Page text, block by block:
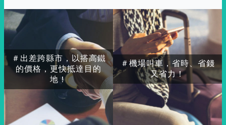
＃出差跨縣市，以搭高鐵
的價格，更快抵達目的
地！
＃機場叫車，省時、省錢
又省力！